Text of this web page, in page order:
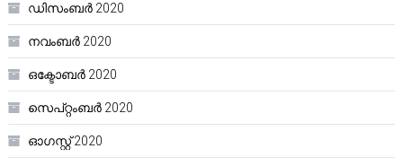
ഡിസംബർ 2020
നവംബർ 2020
ഒക്ടോബർ 2020
സെപ്റ്റംബർ 2020
ഓഗസ്റ്റ്‌ 2020